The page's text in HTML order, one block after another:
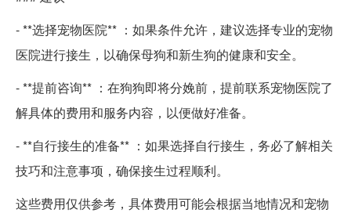
- **选择宠物医院** ：如果条件允许，建议选择专业的宠物
医院进行接生，以确保母狗和新生狗的健康和安全。
- **提前咨询** ：在狗狗即将分娩前，提前联系宠物医院了
解具体的费用和服务内容，以便做好准备。
- **自行接生的准备** ：如果选择自行接生，务必了解相关
技巧和注意事项，确保接生过程顺利。
这些费用仅供参考，具体费用可能会根据当地情况和宠物